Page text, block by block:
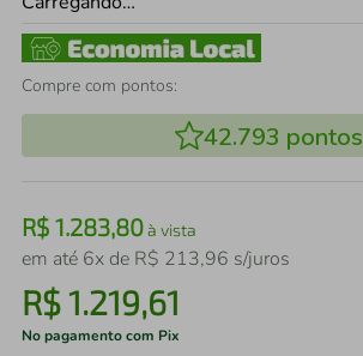
Compre com pontos:
42.793 pontos
R$ 1.283,80à vista
em até 6x de R$ 213,96 s/juros
R$1.219,61
No pagamento com Pix